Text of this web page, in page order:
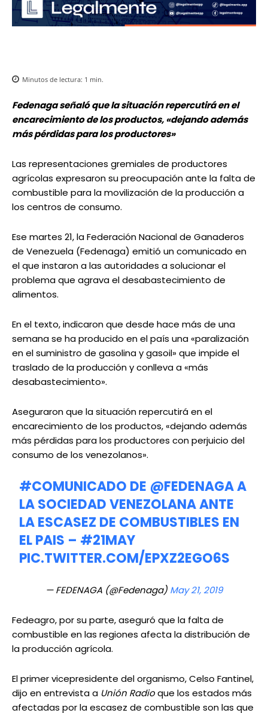
Minutos de lectura: 1 min.
Fedenaga señaló que la situación repercutirá en el
encarecimiento de los productos, «dejando además
más pérdidas para los productores»
Las representaciones gremiales de productores
agrícolas expresaron su preocupación ante la falta de
combustible para la movilización de la producción a
los centros de consumo.
Ese martes 21, la Federación Nacional de Ganaderos
de Venezuela (Fedenaga) emitió un comunicado en
el que instaron a las autoridades a solucionar el
problema que agrava el desabastecimiento de
alimentos.
En el texto, indicaron que desde hace más de una
semana se ha producido en el país una «paralización
en el suministro de gasolina y gasoil» que impide el
traslado de la producción y conlleva a «más
desabastecimiento».
Aseguraron que la situación repercutirá en el
encarecimiento de los productos, «dejando además
más pérdidas para los productores con perjuicio del
consumo de los venezolanos».
#COMUNICADO DE @FEDENAGAA
LA SOCIEDAD VENEZOLANA ANTE
LA ESCASEZ DE COMBUSTIBLES EN
EL PAIS – #21MAY
PIC.TWITTER.COM/EPXZ2EGO6S
— FEDENAGA (@Fedenaga) May 21, 2019
Fedeagro, por su parte, aseguró que la falta de
combustible en las regiones afecta la distribución de
la producción agrícola.
El primer vicepresidente del organismo, Celso Fantinel,
dijo en entrevista a Unión Radioque los estados más
afectadas por la escasez de combustible son las que